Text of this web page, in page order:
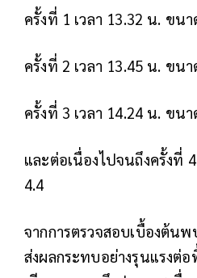
ครั้งที่ 1 เวลา 13.32 น. ขนา
ครั้งที่ 2 เวลา 13.45 น. ขน
ครั้งที่ 3 เวลา 14.24 น. ขน
และต่อเนื่องไปจนถึงครั้งที่
4.4
จากการตรวจสอบเบื้องต้น
ส่งผลกระทบอย่างรุนแรงต่